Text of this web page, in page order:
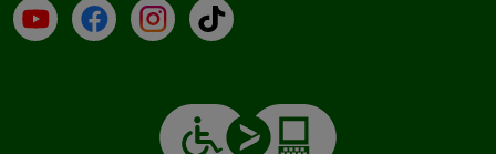
YouTube (en inglés)
Facebook (en inglés)
Instagram (en inglés)
TikTok